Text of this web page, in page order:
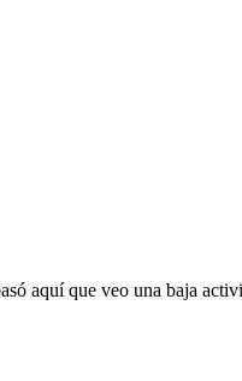
aquí que veo una baja